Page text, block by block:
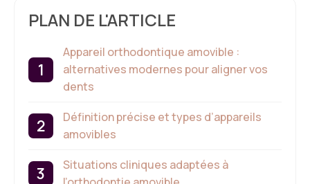
PLAN DE L'ARTICLE
Appareil orthodontique amovible :
alternatives modernes pour aligner vos
dents
Définition précise et types d’appareils
amovibles
Situations cliniques adaptées à